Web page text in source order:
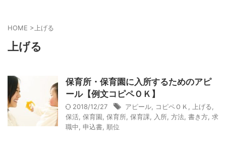
HOME > 上げる
上げる
保育所・保育園に入所するためのアピ
ール【例文コピペＯＫ】
2018/12/27 アピール コピペＯＫ 上げる
保活 保育園 保育所 保育課 入所 方法 書き方 求
職中 申込書 順位